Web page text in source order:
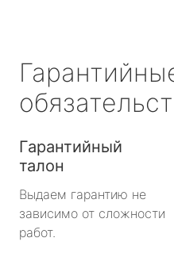
Гарантийный
талон
Выдаем гарантию не
зависимо от сложности
работ.